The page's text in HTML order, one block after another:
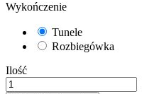
Wykończenie
Tunele
Rozbiegówka
Ilość